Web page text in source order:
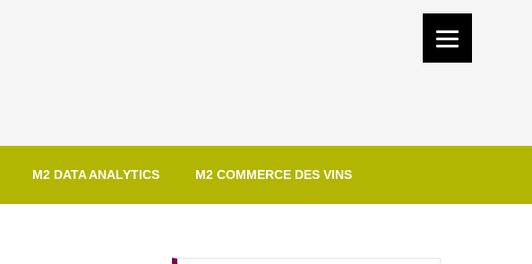
M2 DATA ANALYTICS M2 COMMERCE DES VINS